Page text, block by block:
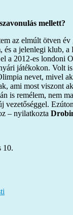
mellett?
az elmúlt ötven év
és a jelenlegi klub, a
a 2012-es londoni
játékokon. Volt
nevet, mivel
ami most viszont
is remélem, nem
vezetőséggel.
– nyilatkozta
10.